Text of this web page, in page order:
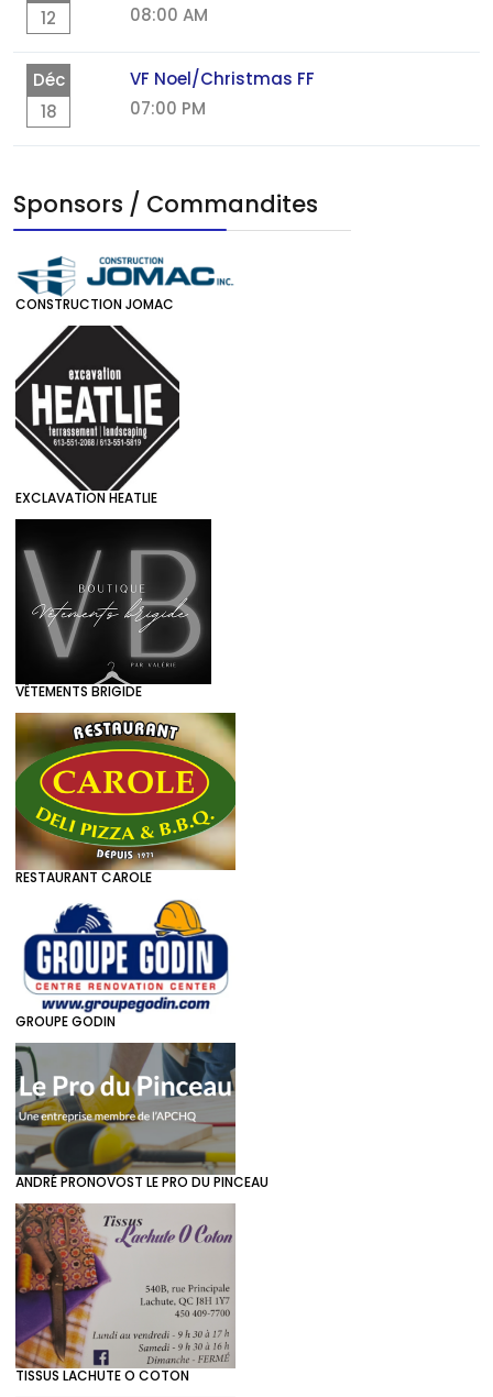
12 08:00 AM
Déc
18
VF Noel/Christmas FF
07:00 PM
Sponsors / Commandites
CONSTRUCTION JOMAC
EXCLAVATION HEATLIE
VÊTEMENTS BRIGIDE
RESTAURANT CAROLE
GROUPE GODIN
ANDRÉ PRONOVOST LE PRO DU PINCEAU
TISSUS LACHUTE O COTON